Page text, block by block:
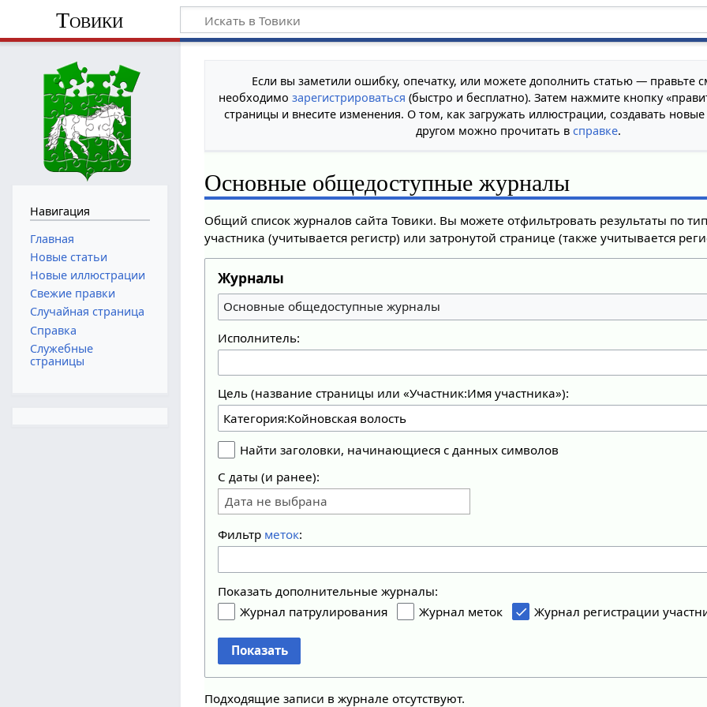
Товики
Если вы заметили ошибку, опечатку, или можете дополнить статью — правьте
необходимозарегистрироваться (быстро и бесплатно). Затем нажмите кнопку
страницы и внесите изменения. О том, как загружать иллюстрации, создавать
другом можно прочитать в справке.
Основные общедоступные журналы
Общий список журналов сайта Товики. Вы можете отфильтровать результаты по
участника (учитывается регистр) или затронутой странице (также учитывается
Журналы
Основные общедоступные журналы
Исполнитель:
Цель (название страницы или «Участник:Имя участника»):
Найти заголовки, начинающиеся с данных символов
С даты (и ранее):
Дата не выбрана
Фильтр меток:
Показать дополнительные журналы:
Журнал патрулирования
Журнал меток Журнал регистрации
Показать
Подходящие записи в журнале отсутствуют.
Навигация
Главная
Новые статьи
Новые иллюстрации
Свежие правки
Случайная страница
Справка
Служебные
страницы